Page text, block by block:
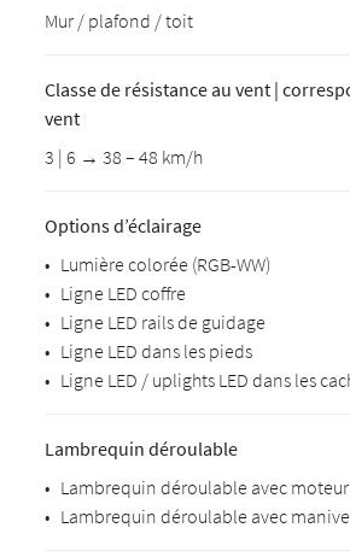
Mur / plafond / toit
Classe de résistance au vent |
vent
3 | 6 → 38 – 48 km/h
Options d’éclairage
• Lumière colorée (RGB-WW)
• Ligne LED coffre
• Ligne LED rails de guidage
• Ligne LED dans les pieds
• Ligne LED / uplights LED dans les
Lambrequin déroulable
• Lambrequin déroulable avec moteur
• Lambrequin déroulable avec